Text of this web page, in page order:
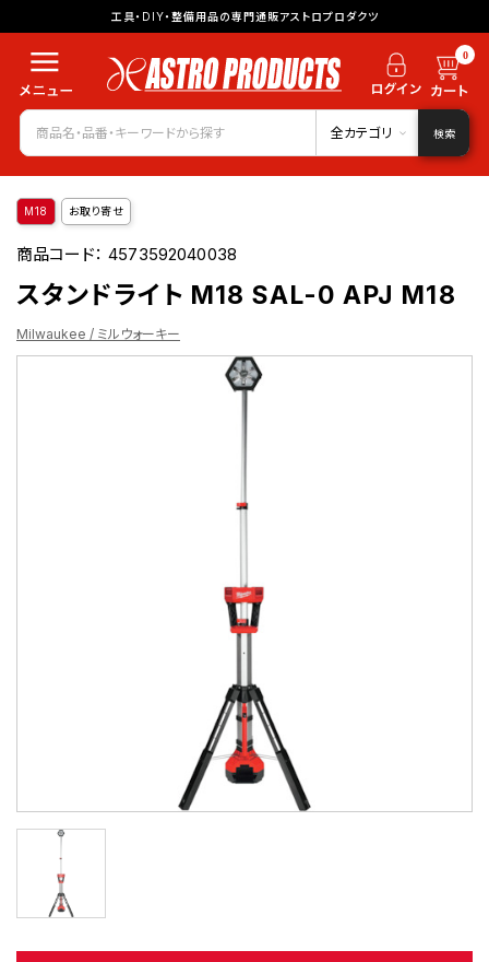
工具・DIY・整備用品の専門通販アストロプロダクツ
0
全カテゴリ 検索
M18 お取り寄せ
商品コード：4573592040038
スタンドライト M18 SAL-0 APJ M18
Milwaukee / ミルウォーキー